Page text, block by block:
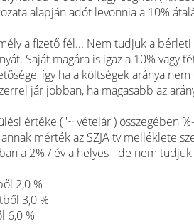
alapján adót levonnia a 10%
a fizető fél... Nem tudjuk a bérleti
Saját magára is igaz a 10% vagy
így ha a költségek aránya
jár jobban, ha magasabb az
értéke ( '~ vételár ) összegében
mérték az SZJA tv melléklete
a 2% / év a helyes - de nem
2,0 %
3,0 %
6,0 %